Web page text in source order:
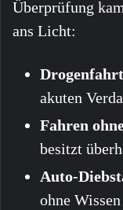
Überprüfung
ans Licht:
akuten
Fahren
besitzt
Auto-
ohne